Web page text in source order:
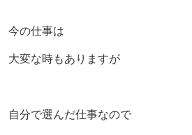
今の仕事は
大変な時もありますが
自分で選んだ仕事なので